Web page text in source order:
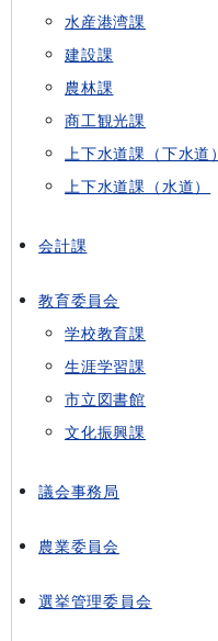
水産港湾課
建設課
農林課
商工観光課
上下水道課（下水道）
上下水道課（水道）
会計課
教育委員会
学校教育課
生涯学習課
市立図書館
文化振興課
議会事務局
農業委員会
選挙管理委員会